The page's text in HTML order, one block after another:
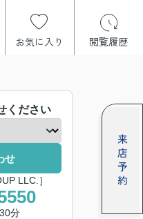
お気に入り 閲覧履歴
ください
せ
LLC.］
分